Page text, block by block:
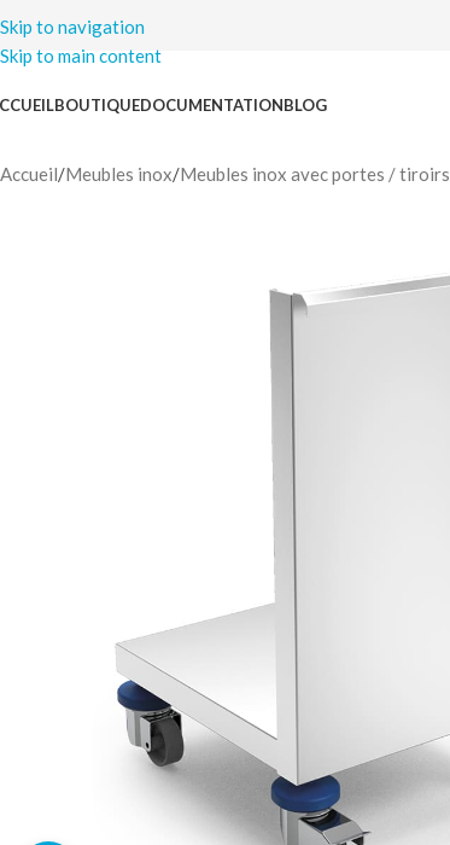
BOUTIQUEDOCUMENTATIONBLOG
Accueil/Meubles inox/Meubles inox avec portes / tiroirs